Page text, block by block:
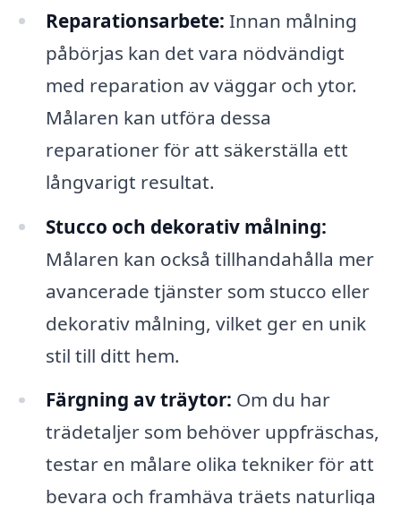
Reparationsarbete: Innan målning
påbörjas kan det vara nödvändigt
med reparation av väggar och ytor.
Målaren kan utföra dessa
reparationer för att säkerställa ett
långvarigt resultat.
Stucco och dekorativ målning:
Målaren kan också tillhandahålla mer
avancerade tjänster som stucco eller
dekorativ målning, vilket ger en unik
stil till ditt hem.
Färgning av träytor: Om du har
trädetaljer som behöver uppfräschas,
testar en målare olika tekniker för att
bevara och framhäva träets naturliga